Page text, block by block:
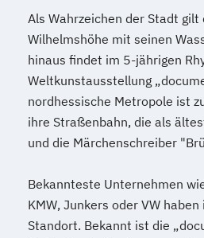
Als Wahrzeichen der Stadt gilt
Wilhelmshöhe mit seinen
hinaus findet im 5-jährigen
Weltkunstausstellung
nordhessische Metropole ist
ihre Straßenbahn, die als
und die Märchenschreiber
Bekannteste Unternehmen
KMW, Junkers oder VW
Standort. Bekannt ist die